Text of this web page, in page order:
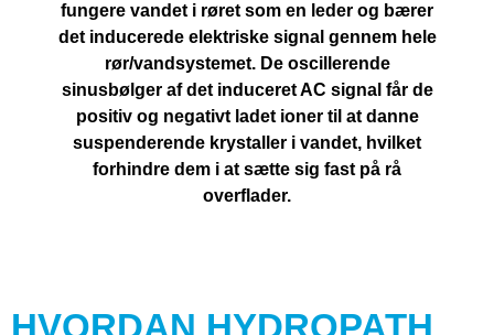
fungere vandet i røret som en leder og bærer
det inducerede elektriske signal gennem hele
rør/vandsystemet. De oscillerende
sinusbølger af det induceret AC signal får de
positiv og negativt ladet ioner til at danne
suspenderende krystaller i vandet, hvilket
forhindre dem i at sætte sig fast på rå
overflader.
HVORDAN HYDROPATH